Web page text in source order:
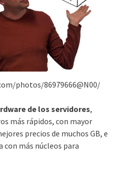
photos/86979666@N00/
de los servidores,
más rápidos, con mayor
precios de muchos GB, e
con más núcleos para